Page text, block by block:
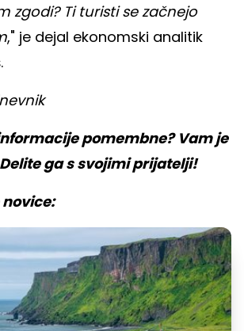
zgodi? Ti turisti se začnejo
," je dejal ekonomski analitik
pomembne? Vam je
ga s svojimi prijatelji!